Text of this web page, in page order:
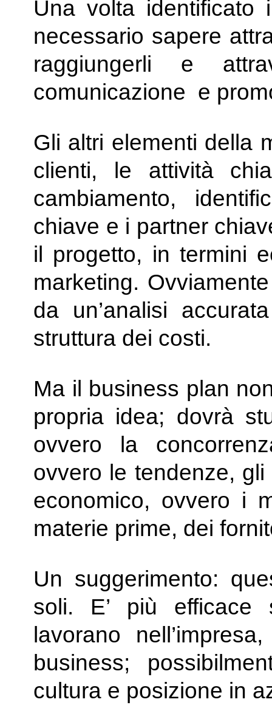
Una volta
necessario sapere
raggiungerli e
comunicazione e
Gli altri elementi della
clienti, le attività
cambiamento,
chiave e i partner
il progetto, in termini
marketing.
da un’analisi
struttura dei costi.
Ma il business plan
propria idea; dovrà
ovvero la
ovvero le tendenze,
economico, ovvero i
materie prime, dei
Un suggerimento:
soli. E’ più
lavorano
business;
cultura e posizione in